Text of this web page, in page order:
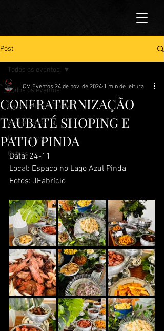
Post
Todos os eventos
Casamentos e Bodas
Aniversários
Corporativos
Outros
Todos os eventos
CONFRATERNIZAÇÃO
TAUBATÉ SHOPING E
PATIO PINDA
CM Eventos 24 de nov. de 2024 1 min de leitura
Data: 24-11
Local: Espaço no Lago Azul Pinda
Fotos: JFabrício